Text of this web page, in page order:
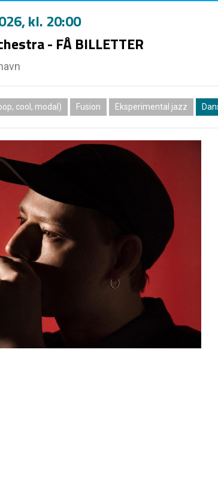
, kl. 20:00
- FÅ BILLETTER
cool, modal) Fusion Eksperimental jazz